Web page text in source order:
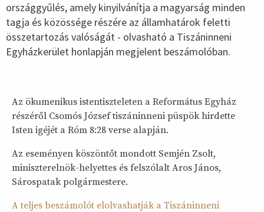
országgyűlés, amely kinyilvánítja a magyarság minden
tagja és közössége részére az államhatárok feletti
összetartozás valóságát - olvasható a Tiszáninneni
Egyházkerület honlapján megjelent beszámolóban.
Az ökumenikus istentiszteleten a Református Egyház
részéről Csomós József tiszáninneni püspök hirdette
Isten igéjét a Róm 8:28 verse alapján.
Az eseményen köszöntőt mondott Semjén Zsolt,
miniszterelnök-helyettes és felszólalt Aros János,
Sárospatak polgármestere.
A teljes beszámolót elolvashatják a Tiszáninneni